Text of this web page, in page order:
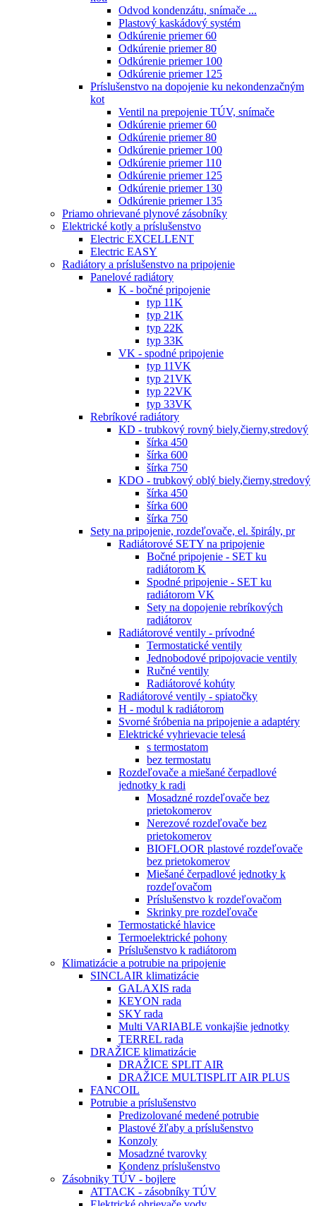
Odvod kondenzátu, snímače ...
Plastový kaskádový systém
Odkúrenie priemer 60
Odkúrenie priemer 80
Odkúrenie priemer 100
Odkúrenie priemer 125
Príslušenstvo na dopojenie ku nekondenzačným
kot
Ventil na prepojenie TÚV, snímače
Odkúrenie priemer 60
Odkúrenie priemer 80
Odkúrenie priemer 100
Odkúrenie priemer 110
Odkúrenie priemer 125
Odkúrenie priemer 130
Odkúrenie priemer 135
Priamo ohrievané plynové zásobníky
Elektrické kotly a príslušenstvo
Electric EXCELLENT
Electric EASY
Radiátory a príslušenstvo na pripojenie
Panelové radiátory
K - bočné pripojenie
typ 11K
typ 21K
typ 22K
typ 33K
VK - spodné pripojenie
typ 11VK
typ 21VK
typ 22VK
typ 33VK
Rebríkové radiátory
KD - trubkový rovný biely,čierny,stredový
šírka 450
šírka 600
šírka 750
KDO - trubkový oblý biely,čierny,stredový
šírka 450
šírka 600
šírka 750
Sety na pripojenie, rozdeľovače, el. špirály, pr
Radiátorové SETY na pripojenie
Bočné pripojenie - SET ku
radiátorom K
Spodné pripojenie - SET ku
radiátorom VK
Sety na dopojenie rebríkových
radiátorov
Radiátorové ventily - prívodné
Termostatické ventily
Jednobodové pripojovacie ventily
Ručné ventily
Radiátorové kohúty
Radiátorové ventily - spiatočky
H - modul k radiátorom
Svorné šróbenia na pripojenie a adaptéry
Elektrické vyhrievacie telesá
s termostatom
bez termostatu
Rozdeľovače a miešané čerpadlové
jednotky k radi
Mosadzné rozdeľovače bez
prietokomerov
Nerezové rozdeľovače bez
prietokomerov
BIOFLOOR plastové rozdeľovače
bez prietokomerov
Miešané čerpadlové jednotky k
rozdeľovačom
Príslušenstvo k rozdeľovačom
Skrinky pre rozdeľovače
Termostatické hlavice
Termoelektrické pohony
Príslušenstvo k radiátorom
Klimatizácie a potrubie na pripojenie
SINCLAIR klimatizácie
GALAXIS rada
KEYON rada
SKY rada
Multi VARIABLE vonkajšie jednotky
TERREL rada
DRAŽICE klimatizácie
DRAŽICE SPLIT AIR
DRAŽICE MULTISPLIT AIR PLUS
FANCOIL
Potrubie a príslušenstvo
Predizolované medené potrubie
Plastové žľaby a príslušenstvo
Konzoly
Mosadzné tvarovky
Kondenz príslušenstvo
Zásobniky TÚV - bojlere
ATTACK - zásobníky TÚV